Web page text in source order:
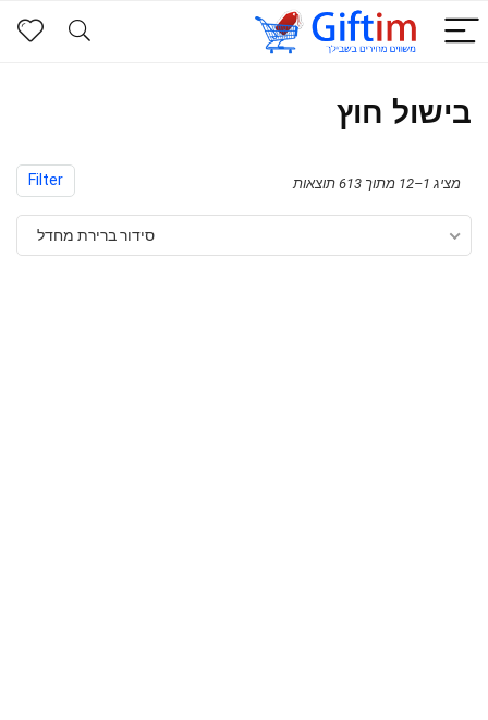
בישול חוץ
Filter מציג 1–12 מתוך 613 תוצאות
סידור ברירת מחדל